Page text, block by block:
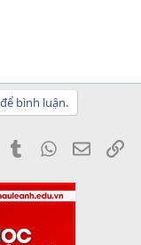
bình luận.
PinterestTumblrWhatsApp
Email